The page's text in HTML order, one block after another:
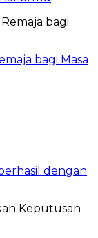
bagi Masa
dengan